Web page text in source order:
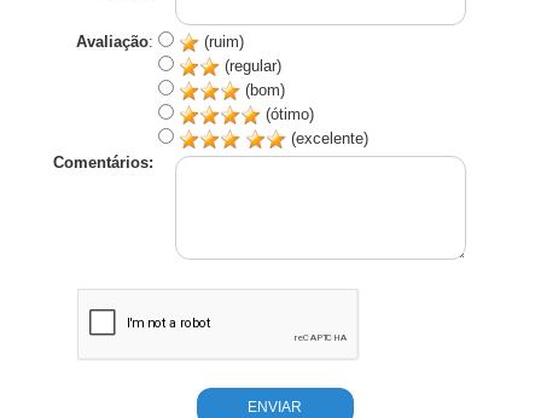
Avaliação:
(ruim)
(regular)
(bom)
(ótimo)
(excelente)
Comentários: